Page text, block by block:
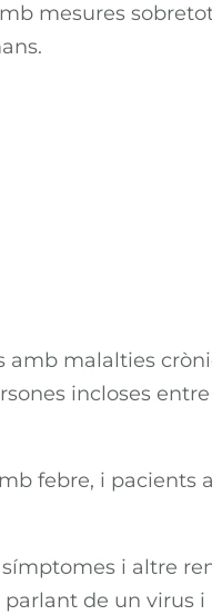
mesures
amb malalties
incloses
febre, i pacients
i altre
de un virus